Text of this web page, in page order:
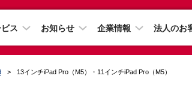
ス お知らせ 企業情報 法人のお
13インチiPad Pro（M5）・11インチiPad Pro（M5）